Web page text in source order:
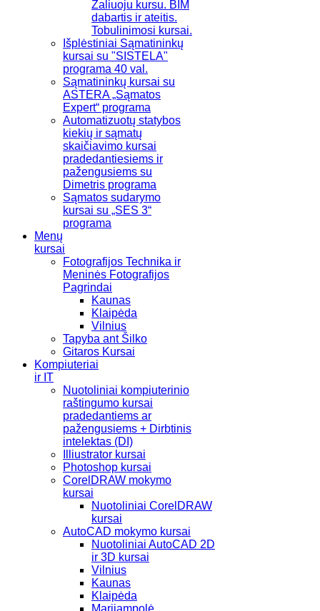
Žaliuoju kursu. BIM
dabartis ir ateitis.
Tobulinimosi kursai.
Išplėstiniai Sąmatininkų
kursai su "SISTELA"
programa 40 val.
Sąmatininkų kursai su
ASTERA „Sąmatos
Expert“ programa
Automatizuotų statybos
kiekių ir sąmatų
skaičiavimo kursai
pradedantiesiems ir
pažengusiems su
Dimetris programa
Sąmatos sudarymo
kursai su „SES 3“
programa
Menų
kursai
Fotografijos Technika ir
Meninės Fotografijos
Pagrindai
Kaunas
Klaipėda
Vilnius
Tapyba ant Šilko
Gitaros Kursai
Kompiuteriai
ir IT
Nuotoliniai kompiuterinio
raštingumo kursai
pradedantiems ar
pažengusiems + Dirbtinis
intelektas (DI)
Illiustrator kursai
Photoshop kursai
CorelDRAW mokymo
kursai
Nuotoliniai CorelDRAW
kursai
AutoCAD mokymo kursai
Nuotoliniai AutoCAD 2D
ir 3D kursai
Vilnius
Kaunas
Klaipėda